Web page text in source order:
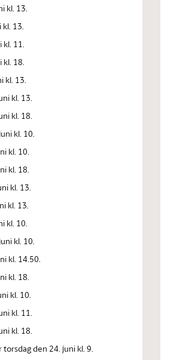
kl. 13.
13.
kl. 11.
kl. 18.
kl. 13.
kl. 13.
kl. 18.
kl. 10.
kl. 10.
kl. 18.
kl. 13.
kl. 13.
kl. 10.
kl. 10.
kl. 14.50.
kl. 18.
kl. 10.
kl. 11.
kl. 18.
den 24. juni kl. 9.